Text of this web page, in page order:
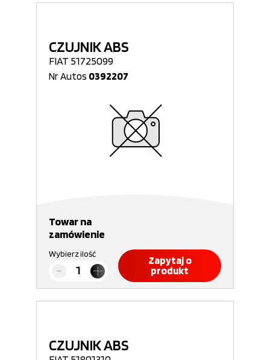
CZUJNIK ABS
FIAT 51725099
Nr Autos 0392207
Towar na
zamówienie
Wybierz ilość
Zapytaj o
produkt
CZUJNIK ABS